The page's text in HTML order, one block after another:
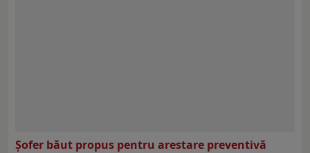
Șofer băut propus pentru arestare preventivă